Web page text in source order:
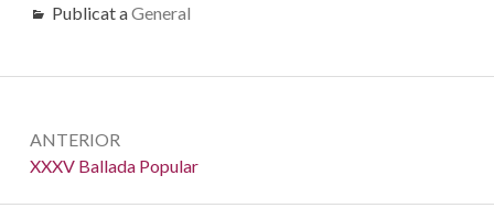
Publicat aGeneral
d'entrades
ANTERIOR
Anterior:
XXXV Ballada Popular